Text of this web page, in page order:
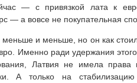
— с привязкой лата к
— а вовсе не покупательная
и меньше, но он как
Именно ради удержания
Латвия не имела права
А только на